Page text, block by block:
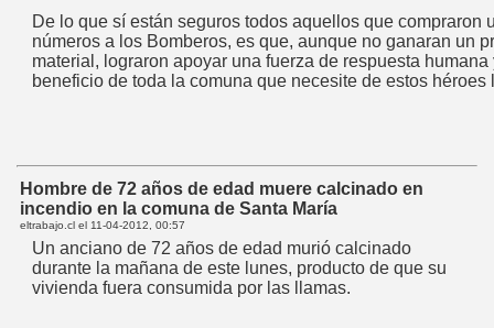
De lo que sí están seguros todos aquellos que compraron
números a los Bomberos, es que, aunque no ganaran un
material, lograron apoyar una fuerza de respuesta humana
beneficio de toda la comuna que necesite de estos héroes
Hombre de 72 años de edad muere calcinado en
incendio en la comuna de Santa María
eltrabajo.cl el 11-04-2012, 00:57
Un anciano de 72 años de edad murió calcinado
durante la mañana de este lunes, producto de que su
vivienda fuera consumida por las llamas.